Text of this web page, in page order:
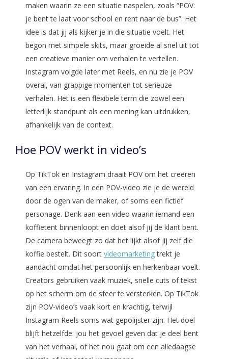
maken waarin ze een situatie naspelen, zoals “POV:
je bent te laat voor school en rent naar de bus”. Het
idee is dat jij als kijker je in die situatie voelt. Het
begon met simpele skits, maar groeide al snel uit tot
een creatieve manier om verhalen te vertellen.
Instagram volgde later met Reels, en nu zie je POV
overal, van grappige momenten tot serieuze
verhalen. Het is een flexibele term die zowel een
letterlijk standpunt als een mening kan uitdrukken,
afhankelijk van de context.
Hoe POV werkt in video’s
Op TikTok en Instagram draait POV om het creëren
van een ervaring. In een POV-video zie je de wereld
door de ogen van de maker, of soms een fictief
personage. Denk aan een video waarin iemand een
koffietent binnenloopt en doet alsof jij de klant bent.
De camera beweegt zo dat het lijkt alsof jij zelf die
koffie bestelt. Dit soort videomarketingtrekt je
aandacht omdat het persoonlijk en herkenbaar voelt.
Creators gebruiken vaak muziek, snelle cuts of tekst
op het scherm om de sfeer te versterken. Op TikTok
zijn POV-video’s vaak kort en krachtig, terwijl
Instagram Reels soms wat gepolijster zijn. Het doel
blijft hetzelfde: jou het gevoel geven dat je deel bent
van het verhaal, of het nou gaat om een alledaagse